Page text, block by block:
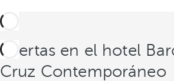
Ofertas en el hotel
Cruz Contemporáneo